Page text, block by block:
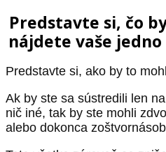
Predstavte si, čo
nájdete vaše
Predstavte si, ako by to
Ak by ste sa sústredili len
nič iné, tak by ste mohli
alebo dokonca